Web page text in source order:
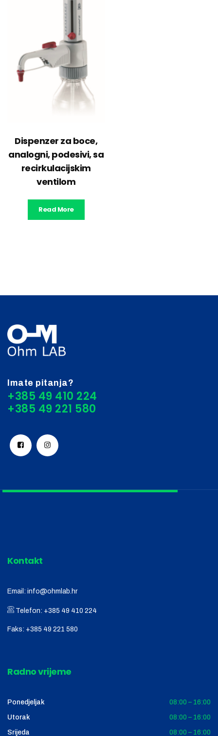
Dispenzer za boce,
analogni, podesivi, sa
recirkulacijskim
ventilom
Read More
Imate pitanja?
+385 49 410 224
Kontakt
Email: info@ohmlab.hr
Telefon: +385 49 410 224
Faks: +385 49 221 580
Radno vrijeme
Ponedjeljak 08:00 – 16:00
Utorak 08:00 – 16:00
Srijeda 08:00 – 16:00